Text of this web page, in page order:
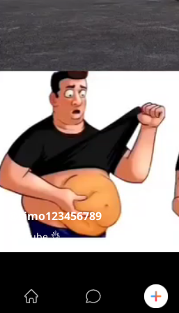
@simo123456789
YouTube 👌